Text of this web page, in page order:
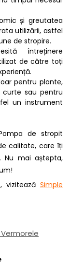
și greutatea
utilizării, astfel
de stropire.
întreținere
de către toți
pentru plante,
sau pentru
un instrument
Pompa de stropit
calitate, care îți
Nu mai aștepta,
vizitează Simple